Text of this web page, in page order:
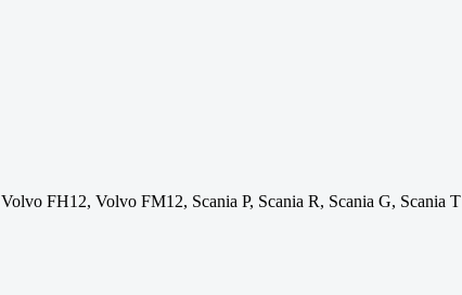
Volvo FH12, Volvo FM12, Scania P, Scania R, Scania G, Scania T